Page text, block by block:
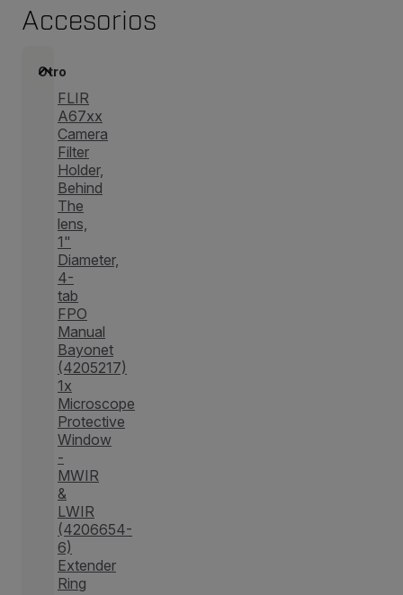
Accesorios
Otro
FLIR
A67xx
Camera
Filter
Holder,
Behind
The
lens,
1"
Diameter,
4-
tab
FPO
Manual
Bayonet
(4205217)
1x
Microscope
Protective
Window
-
MWIR
&
LWIR
(4206654-
6)
Extender
Ring